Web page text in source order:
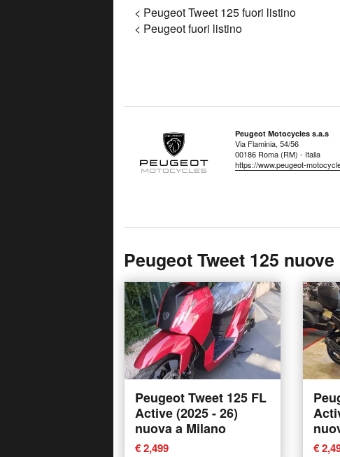
< Peugeot Tweet 125 fuori listino
< Peugeot fuori listino
Peugeot Motocycles s.a.s
Via Flaminia, 54/56
00186 Roma (RM) - Italia
https://www.peugeot-
Peugeot Tweet 125 nuove
Peugeot Tweet 125 FL
Active (2025 - 26)
nuova a Milano
€ 2,499 €